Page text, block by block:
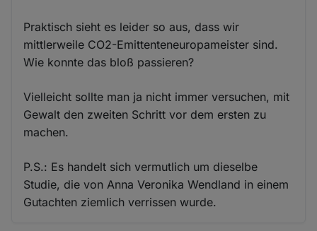
Praktisch sieht es leider so aus, dass wir
mittlerweile CO2-Emittenteneuropameister sind.
Wie konnte das bloß passieren?
Vielleicht sollte man ja nicht immer versuchen, mit
Gewalt den zweiten Schritt vor dem ersten zu
machen.
P.S.: Es handelt sich vermutlich um dieselbe
Studie, die von Anna Veronika Wendland in einem
Gutachten ziemlich verrissen wurde.